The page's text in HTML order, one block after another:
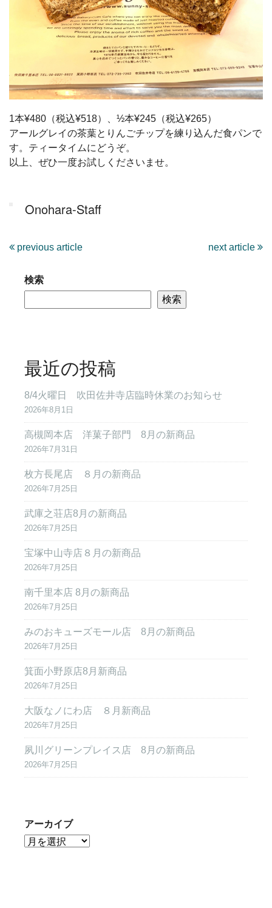
1本¥480（税込¥518）、½本¥245（税込¥265）
アールグレイの茶葉とりんごチップを練り込んだ食パンで
す。ティータイムにどうぞ。
以上、ぜひ一度お試しくださいませ。
Onohara-Staff
previous article next article
検索
検索
最近の投稿
8/4火曜日 吹田佐井寺店臨時休業のお知らせ
2026年8月1日
高槻岡本店 洋菓子部門 8月の新商品
2026年7月31日
枚方長尾店 ８月の新商品
2026年7月25日
武庫之荘店8月の新商品
2026年7月25日
宝塚中山寺店８月の新商品
2026年7月25日
南千里本店 8月の新商品
2026年7月25日
みのおキューズモール店 8月の新商品
2026年7月25日
箕面小野原店8月新商品
2026年7月25日
大阪なノにわ店 ８月新商品
2026年7月25日
夙川グリーンプレイス店 8月の新商品
2026年7月25日
アーカイブ